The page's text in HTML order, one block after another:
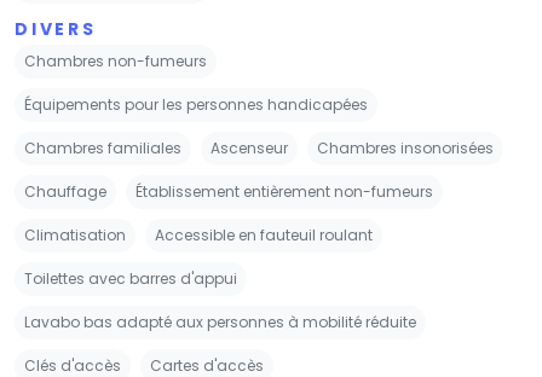
DIVERS
Chambres non-fumeurs
Équipements pour les personnes handicapées
Chambres familiales Ascenseur Chambres insonorisées
Chauffage Établissement entièrement non-fumeurs
Climatisation Accessible en fauteuil roulant
Toilettes avec barres d'appui
Lavabo bas adapté aux personnes à mobilité réduite
Clés d'accès Cartes d'accès